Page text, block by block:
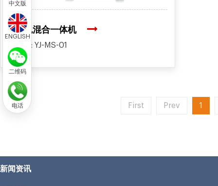
调色混合一体机
型号: YJ-MS-01
First Prev 1
新闻资讯
中文版
ENGLISH
二维码
电话